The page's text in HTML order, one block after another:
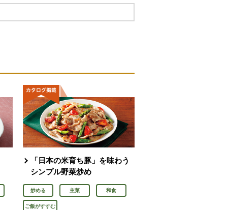
「日本の米育ち豚」を味わう
シンプル野菜炒め
炒める 主菜 和食
ご飯がすすむ